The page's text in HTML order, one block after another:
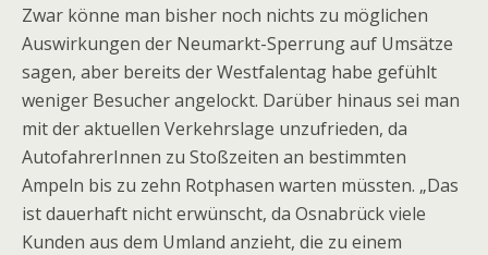
Zwar könne man bisher noch nichts zu möglichen
Auswirkungen der Neumarkt-Sperrung auf Umsätze
sagen, aber bereits der Westfalentag habe gefühlt
weniger Besucher angelockt. Darüber hinaus sei man
mit der aktuellen Verkehrslage unzufrieden, da
AutofahrerInnen zu Stoßzeiten an bestimmten
Ampeln bis zu zehn Rotphasen warten müssten. „Das
ist dauerhaft nicht erwünscht, da Osnabrück viele
Kunden aus dem Umland anzieht, die zu einem